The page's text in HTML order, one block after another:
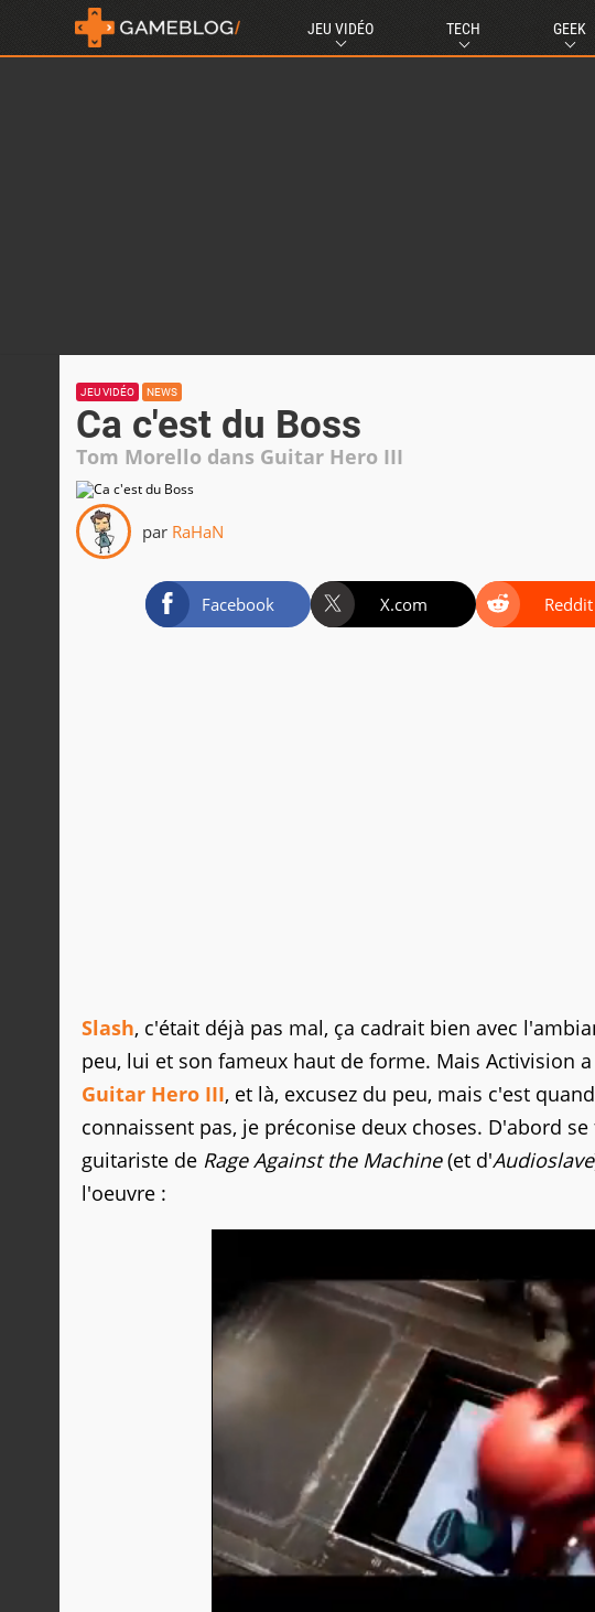
JEU VIDÉO TECH GEEK
JEU VIDÉO NEWS
Ca c'est du Boss
Tom Morello dans Guitar Hero III
par RaHaN
Facebook X.com Reddit
Slash, c'était déjà pas mal, ça cadrait bien avec
peu, lui et son fameux haut de forme. Mais Activision
Guitar Hero III, et là, excusez du peu, mais c'est
connaissent pas, je préconise deux choses. D'abord
guitariste de Rage Against the Machine(et d'Audioslave
l'oeuvre :